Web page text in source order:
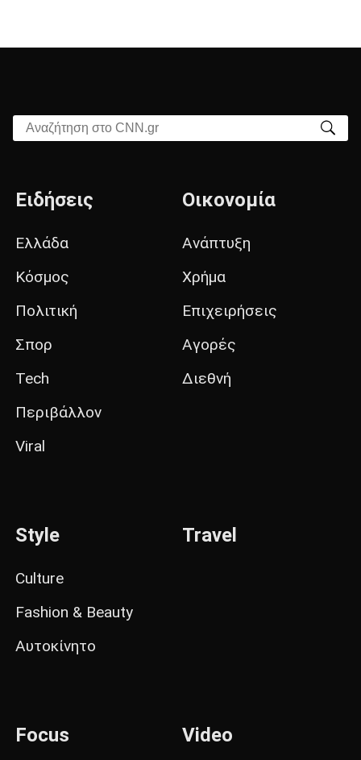
Αναζήτηση στο CNN.gr
Ειδήσεις
Ελλάδα
Κόσμος
Πολιτική
Σπορ
Tech
Περιβάλλον
Viral
Οικονομία
Ανάπτυξη
Χρήμα
Επιχειρήσεις
Αγορές
Διεθνή
Style
Culture
Fashion & Beauty
Αυτοκίνητο
Travel
Focus Video